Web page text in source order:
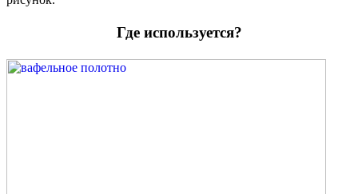
Где используется?